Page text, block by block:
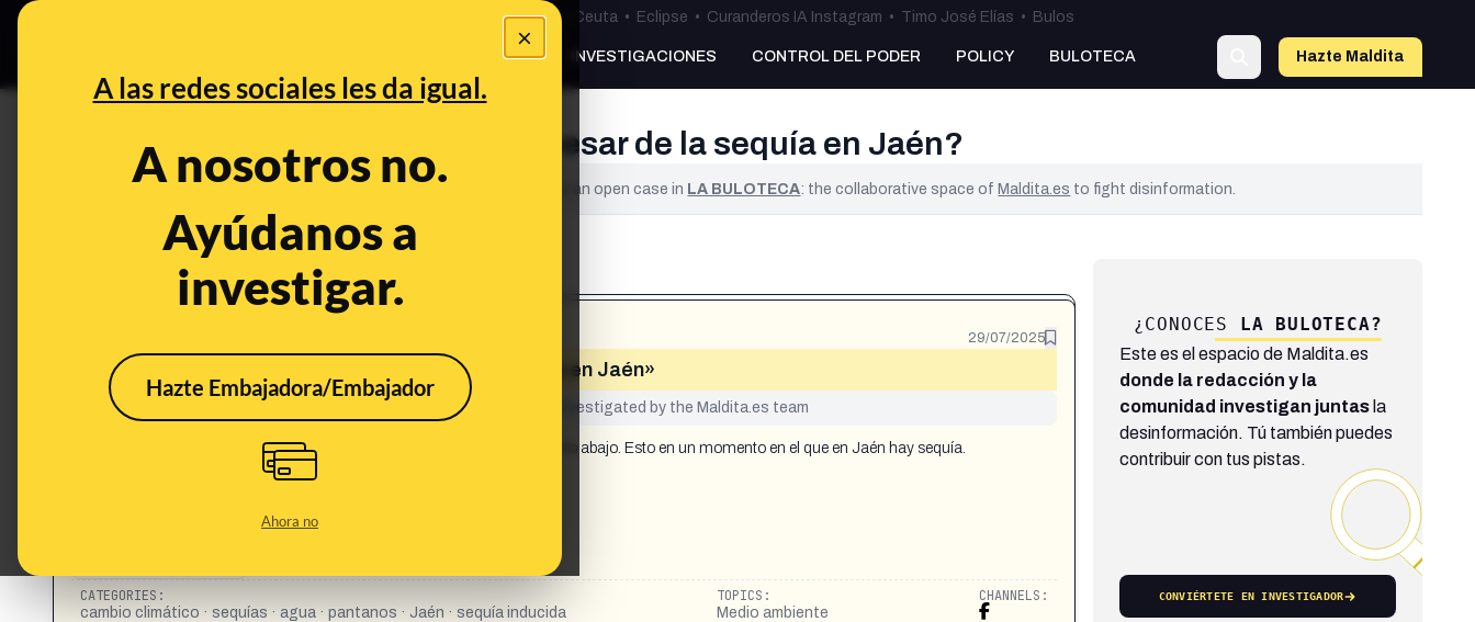
×
A las redes sociales les da igual.
A nosotros no.
Ayúdanos a
investigar.
Hazte Embajadora/Embajador
Ahora no
Especial Ceuta•Bulos Ceuta • Eclipse • Curanderos IA Instagram • Timo José Elías • Bulos
PREBUNKING INVESTIGACIONES CONTROL DEL PODER POLICY BULOTECA Hazte Maldita
¿Vacían el pantano del Tranco a pesar de la sequía en Jaén?
This content has NOT yet been verified. It is an open case in LA BULOTECA: the collaborative space ofMaldita.es to fight disinformation.
29/07/2025
«Vacían el pantano del Tranco a pesar de la sequía en Jaén»
This content has not yet been investigated by the Maldita.es team
El agua del pantano del Tranco la están desembalsando, por lo que va río abajo. Esto en un momento en el que en Jaén hay sequía.
https://www.facebook.com/share/r/19ksgS8Xez/
CATEGORIES:
cambio climático · sequías · agua · pantanos · Jaén · sequía inducida
TOPICS:
Medio ambiente
CHANNELS:
¿CONOCES LA BULOTECA?
Este es el espacio de Maldita.es
donde la redacción y la
comunidad investigan juntasla
desinformación. Tú también puedes
contribuir con tus pistas.
CONVIÉRTETE EN INVESTIGADOR